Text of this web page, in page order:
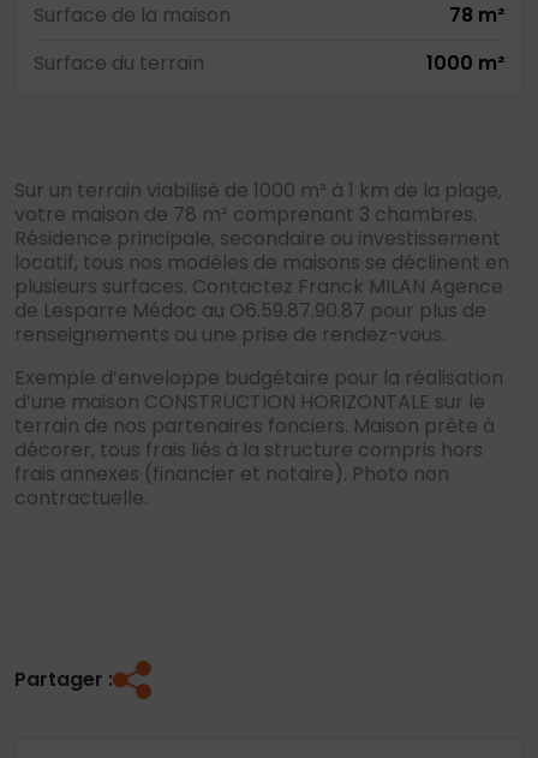
Surface de la maison
78 m²
Surface du terrain
1000 m²
Sur un terrain viabilisé de 1000 m² à 1 km de la plage,
votre maison de 78 m² comprenant 3 chambres.
Résidence principale, secondaire ou investissement
locatif, tous nos modèles de maisons se déclinent en
plusieurs surfaces. Contactez Franck MILAN Agence
de Lesparre Médoc au O6.59.87.90.87 pour plus de
renseignements ou une prise de rendez-vous.
Exemple d’enveloppe budgétaire pour la réalisation
d’une maison CONSTRUCTION HORIZONTALE sur le
terrain de nos partenaires fonciers. Maison prête à
décorer, tous frais liés à la structure compris hors
frais annexes (financier et notaire). Photo non
contractuelle.
Partager :